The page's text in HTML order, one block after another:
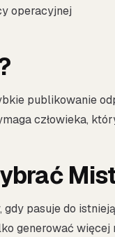
operacyjnej
publikowanie
człowieka,
pasuje do
generować